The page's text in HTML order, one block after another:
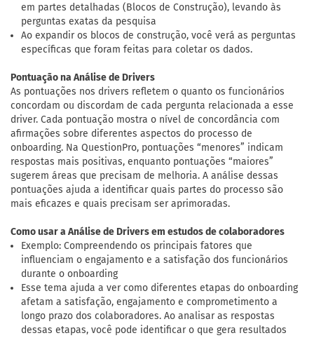
em partes detalhadas (Blocos de Construção), levando às
perguntas exatas da pesquisa
Ao expandir os blocos de construção, você verá as perguntas
específicas que foram feitas para coletar os dados.
Pontuação na Análise de Drivers
As pontuações nos drivers refletem o quanto os funcionários
concordam ou discordam de cada pergunta relacionada a esse
driver. Cada pontuação mostra o nível de concordância com
afirmações sobre diferentes aspectos do processo de
onboarding. Na QuestionPro, pontuações “menores” indicam
respostas mais positivas, enquanto pontuações “maiores”
sugerem áreas que precisam de melhoria. A análise dessas
pontuações ajuda a identificar quais partes do processo são
mais eficazes e quais precisam ser aprimoradas.
Como usar a Análise de Drivers em estudos de colaboradores
Exemplo: Compreendendo os principais fatores que
influenciam o engajamento e a satisfação dos funcionários
durante o onboarding
Esse tema ajuda a ver como diferentes etapas do onboarding
afetam a satisfação, engajamento e comprometimento a
longo prazo dos colaboradores. Ao analisar as respostas
dessas etapas, você pode identificar o que gera resultados